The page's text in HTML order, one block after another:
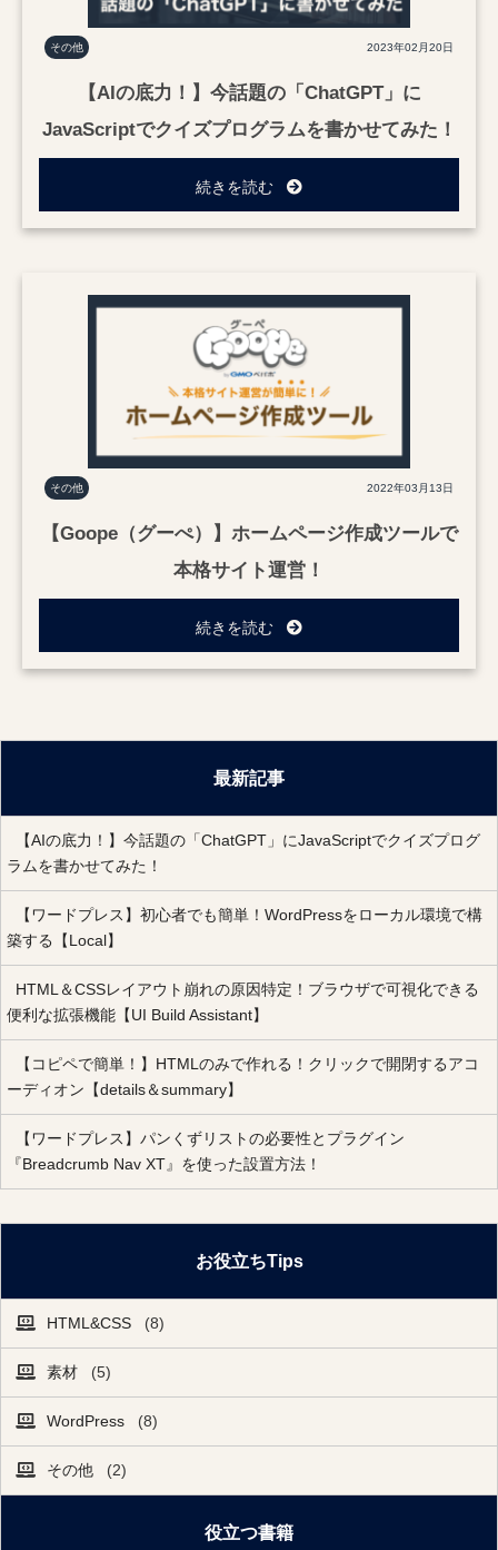
その他 2023年02月20日
【AIの底力！】今話題の「ChatGPT」に
JavaScriptでクイズプログラムを書かせてみた！
続きを読む
その他 2022年03月13日
【Goope（グーぺ）】ホームページ作成ツールで
本格サイト運営！
続きを読む
最新記事
【AIの底力！】今話題の「ChatGPT」にJavaScriptでクイズプログ
ラムを書かせてみた！
【ワードプレス】初心者でも簡単！WordPressをローカル環境で構
築する【Local】
HTML＆CSSレイアウト崩れの原因特定！ブラウザで可視化できる
便利な拡張機能【UI Build Assistant】
【コピペで簡単！】HTMLのみで作れる！クリックで開閉するアコ
ーディオン【details＆summary】
【ワードプレス】パンくずリストの必要性とプラグイン
『Breadcrumb Nav XT』を使った設置方法！
お役立ちTips
HTML&CSS (8)
素材 (5)
WordPress (8)
その他 (2)
役立つ書籍